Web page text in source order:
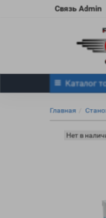
Связь Admin
Каталог
Главная
Нет в